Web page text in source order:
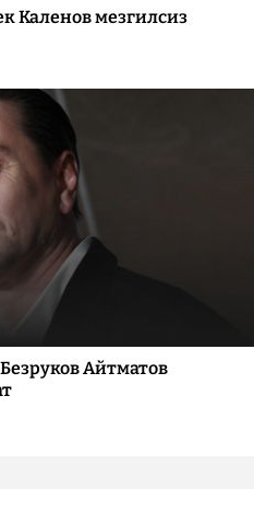
Каленов мезгилсиз
Айтматов